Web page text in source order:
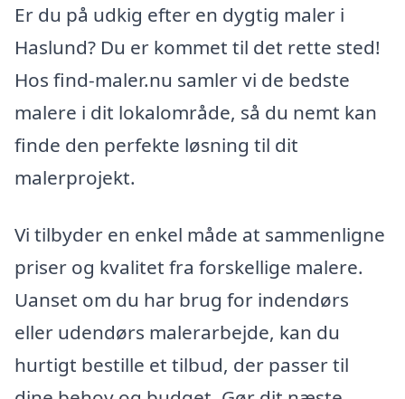
Er du på udkig efter en dygtig maler i
Haslund? Du er kommet til det rette sted!
Hos find-maler.nu samler vi de bedste
malere i dit lokalområde, så du nemt kan
finde den perfekte løsning til dit
malerprojekt.
Vi tilbyder en enkel måde at sammenligne
priser og kvalitet fra forskellige malere.
Uanset om du har brug for indendørs
eller udendørs malerarbejde, kan du
hurtigt bestille et tilbud, der passer til